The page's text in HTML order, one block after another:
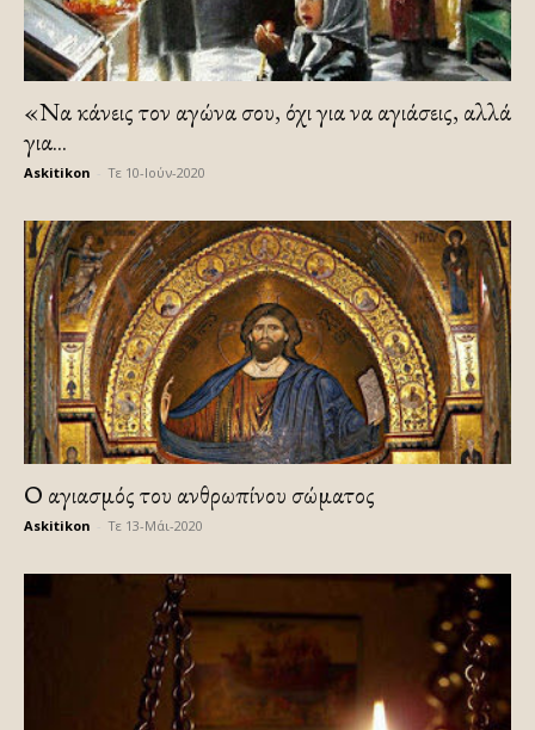
«Να κάνεις τον αγώνα σου, όχι για να αγιάσεις, αλλά
για...
Askitikon Τε 10-Ιούν-2020
Ο αγιασμός του ανθρωπίνου σώματος
Askitikon Τε 13-Μάι-2020